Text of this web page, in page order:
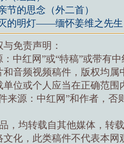
节的思念（外二首）
的明灯——缅怀姜维之先
免责声明：
中红网”或“特稿”或带有
和音频视频稿件，版权均属
位或个人应当在正确范围
来源：中红网”和作者，否
，均转载自其他媒体，转
化，此类稿件不代表本网